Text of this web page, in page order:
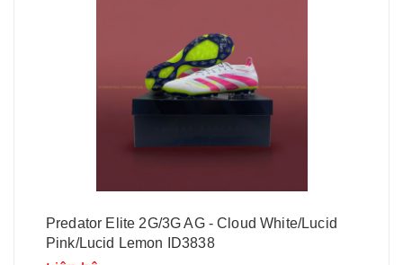
Predator Elite 2G/3G AG - Cloud White/Lucid
Pink/Lucid Lemon ID3838